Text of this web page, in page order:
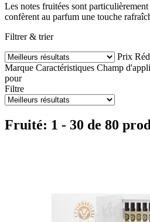
Les notes fruitées sont
confèrent au parfum une touche
Filtrer & trier
Prix
Marque Caractéristiques Champ
pour
Filtre
Fruité: 1 - 30 de 80